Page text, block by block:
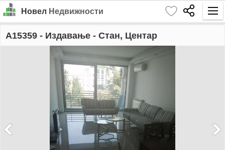
Новел Недвижности
Почетна
A15359 - Издавање - Стан, Центар